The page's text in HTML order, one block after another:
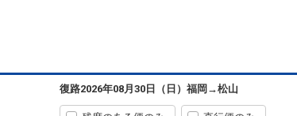
復路2026年08月30日（日） 福岡 →松山